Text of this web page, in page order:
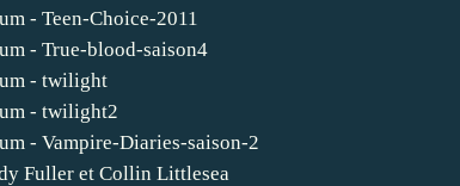
- Teen-Choice-2011
- True-blood-saison4
- twilight
- twilight2
- Vampire-Diaries-saison-2
Fuller et Collin Littlesea